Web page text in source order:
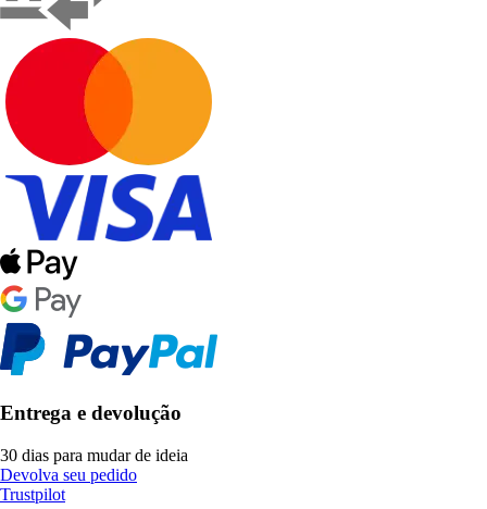
Entrega e devolução
30 dias para mudar de ideia
Devolva seu pedido
Trustpilot